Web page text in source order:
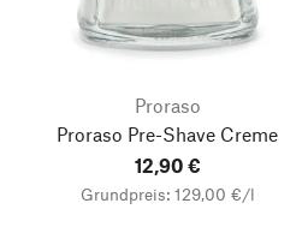
Proraso
Proraso Pre-Shave Creme
12,90 €
Grundpreis: 129,00 €/l